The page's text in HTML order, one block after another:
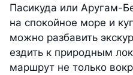
Пасикуда или Аругам-
на спокойное море и
можно разбавить
ездить к природным
маршрут не только